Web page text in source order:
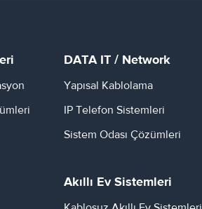
DATA IT / Network
Yapısal Kablolama
IP Telefon Sistemleri
Sistem Odası Çözümleri
Akıllı Ev Sistemleri